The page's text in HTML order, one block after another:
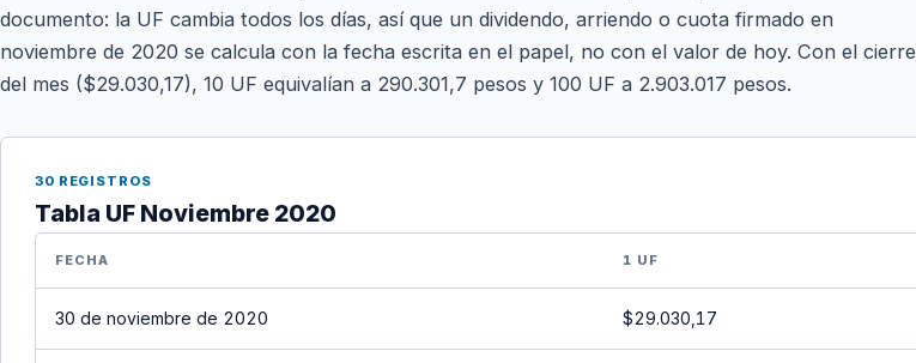
documento: la UF cambia todos los días, así que un dividendo, arriendo o cuota firmado en
noviembre de 2020 se calcula con la fecha escrita en el papel, no con el valor de hoy. Con el cierre
del mes ($29.030,17), 10 UF equivalían a 290.301,7 pesos y 100 UF a 2.903.017 pesos.
30 REGISTROS
Tabla UF Noviembre 2020
FECHA 1 UF
30 de noviembre de 2020 $29.030,17